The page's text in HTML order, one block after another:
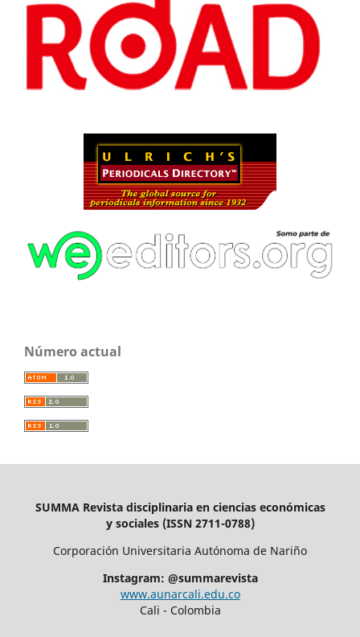
Número actual
SUMMA Revista disciplinaria en ciencias económicas
y sociales (ISSN 2711-0788)
Corporación Universitaria Autónoma de Nariño
Instagram: @summarevista
www.aunarcali.edu.co
Cali - Colombia